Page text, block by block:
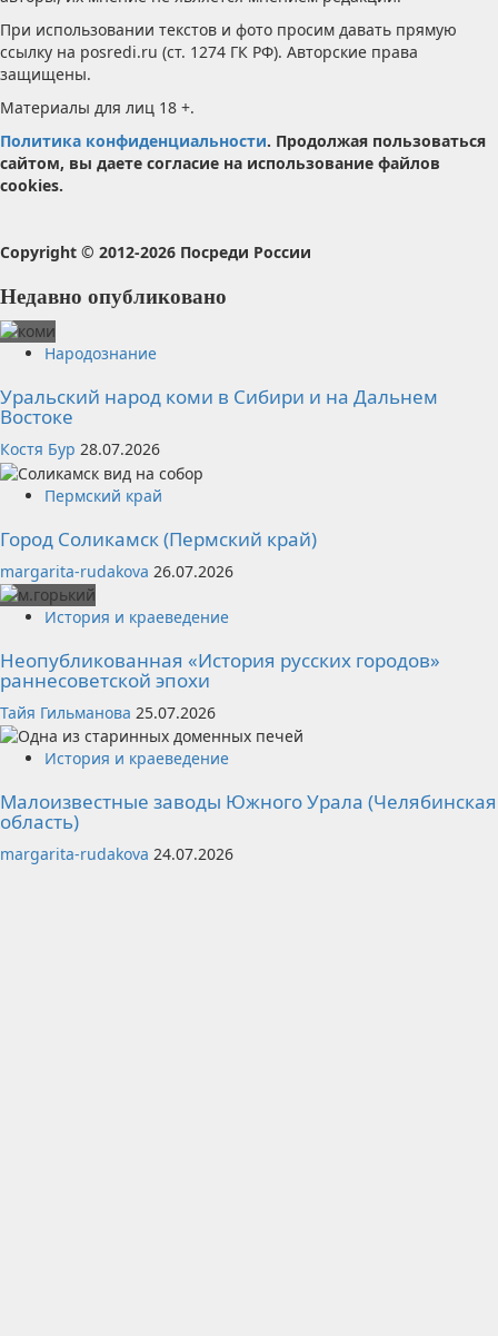
При использовании текстов и фото просим давать прямую
ссылку на posredi.ru (ст. 1274 ГК РФ). Авторские права
защищены.
Материалы для лиц 18 +.
Политика конфиденциальности. Продолжая пользоваться
сайтом, вы даете согласие на использование файлов
cookies.
Copyright © 2012-2026 Посреди России
Недавно опубликовано
Народознание
Уральский народ коми в Сибири и на Дальнем
Востоке
Костя Бур 28.07.2026
Пермский край
Город Соликамск (Пермский край)
margarita-rudakova 26.07.2026
История и краеведение
Неопубликованная «История русских городов»
раннесоветской эпохи
Тайя Гильманова 25.07.2026
История и краеведение
Малоизвестные заводы Южного Урала (Челябинская
область)
margarita-rudakova 24.07.2026